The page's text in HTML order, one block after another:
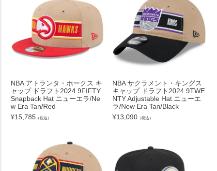
NBA アトランタ・ホークス キ
ャップ ドラフト2024 9FIFTY
Snapback Hat ニューエラ/Ne
w Era Tan/Red
¥15,785 （税込）
NBA サクラメント・キングス
キャップ ドラフト2024 9TWE
NTY Adjustable Hat ニューエ
ラ/New Era Tan/Black
¥13,090 （税込）